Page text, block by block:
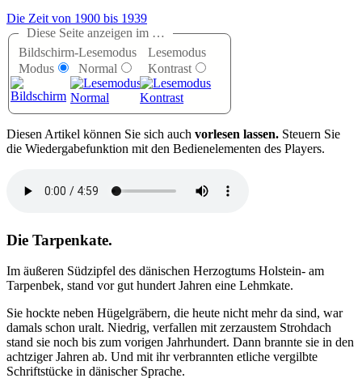
Die Zeit von 1900 bis 1939
Diese Seite anzeigen im …
Bildschirm-
Modus
Lesemodus
Normal
Lesemodus
Kontrast
Diesen Artikel können Sie sich auch vorlesen lassen. Steuern Sie
die Wiedergabefunktion mit den Bedienelementen des Players.
Die Tarpenkate.
Im äußeren Südzipfel des dänischen Herzogtums Holstein- am
Tarpenbek, stand vor gut hundert Jahren eine Lehmkate.
Sie hockte neben Hügelgräbern, die heute nicht mehr da sind, war
damals schon uralt. Niedrig, verfallen mit zerzaustem Strohdach
stand sie noch bis zum vorigen Jahrhundert. Dann brannte sie in den
achtziger Jahren ab. Und mit ihr verbrannten etliche vergilbte
Schriftstücke in dänischer Sprache.